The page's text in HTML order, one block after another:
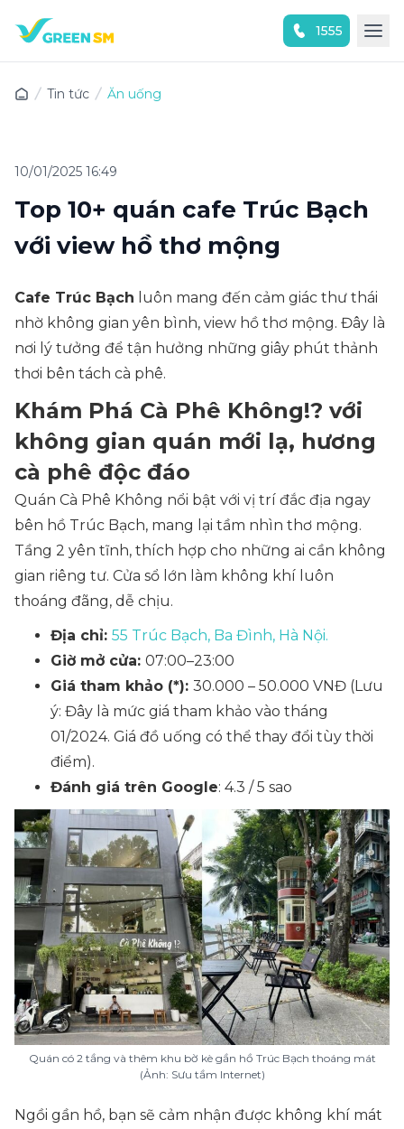
1555
Tin tức Ăn uống
10/01/2025 16:49
Top 10+ quán cafe Trúc Bạch
với view hồ thơ mộng
Cafe Trúc Bạch luôn mang đến cảm giác thư thái
nhờ không gian yên bình, view hồ thơ mộng. Đây là
nơi lý tưởng để tận hưởng những giây phút thảnh
thơi bên tách cà phê.
Khám Phá Cà Phê Không!? với
không gian quán mới lạ, hương
cà phê độc đáo
Quán Cà Phê Không nổi bật với vị trí đắc địa ngay
bên hồ Trúc Bạch, mang lại tầm nhìn thơ mộng.
Tầng 2 yên tĩnh, thích hợp cho những ai cần không
gian riêng tư. Cửa sổ lớn làm không khí luôn
thoáng đãng, dễ chịu.
Địa chỉ: 55 Trúc Bạch, Ba Đình, Hà Nội.
Giờ mở cửa: 07:00–23:00
Giá tham khảo (*): 30.000 – 50.000 VNĐ (Lưu
ý: Đây là mức giá tham khảo vào tháng
01/2024. Giá đồ uống có thể thay đổi tùy thời
điểm).
Đánh giá trên Google: 4.3 / 5 sao
Quán có 2 tầng và thêm khu bờ kè gần hồ Trúc Bạch thoáng mát
(Ảnh: Sưu tầm Internet)
Ngồi gần hồ, bạn sẽ cảm nhận được không khí mát